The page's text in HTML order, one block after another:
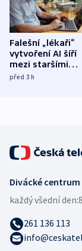
Falešní „lékaři“
vytvoření AI šíří
mezi staršími
Poláky
před 3h
Divácké centrum
každý všední den:
261 136 113